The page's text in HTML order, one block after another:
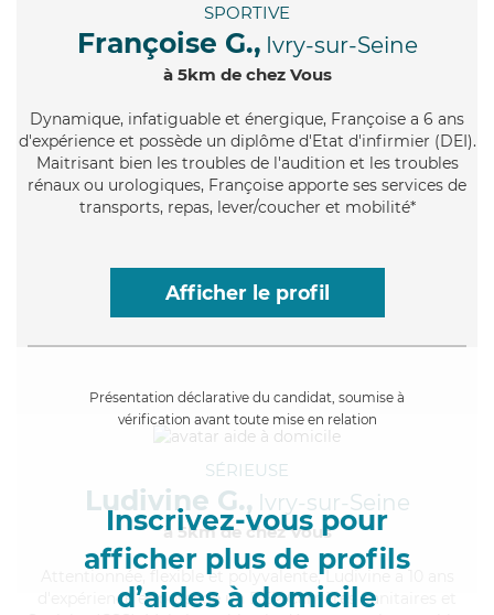
SPORTIVE
Françoise G., Ivry-sur-Seine
à 5km de chez Vous
Dynamique, infatiguable et énergique, Françoise a 6 ans
d'expérience et possède un diplôme d'Etat d'infirmier (DEI).
Maitrisant bien les troubles de l'audition et les troubles
rénaux ou urologiques, Françoise apporte ses services de
transports, repas, lever/coucher et mobilité*
Afficher le profil
Présentation déclarative du candidat, soumise à
vérification avant toute mise en relation
Inscrivez-vous pour
afficher plus de profils
d’aides à domicile
SÉRIEUSE
Ludivine G., Ivry-sur-Seine
à 5km de chez Vous
, flexible et polyvalente, Ludivine a 10 ans
d'expérience et possède un BEP Carrières Sanitaires et